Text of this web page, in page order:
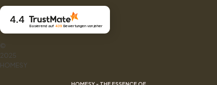
4.4
Basierend auf 439Bewertungen von jeher
©
2025
HOMESY